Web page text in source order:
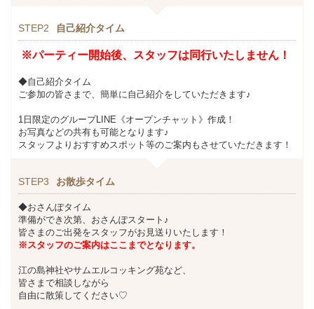
STEP2 自己紹介タイム
※パーティー開始後、スタッフは同行いたしません！
◆自己紹介タイム
ご参加の皆さまで、簡単に自己紹介をしていただきます♪
1日限定のグループLINE《オープンチャット》作成！
お写真などの共有も可能となります♪
スタッフよりおすすめスポット等のご案内もさせていただきます！
STEP3 お散歩タイム
◆おさんぽタイム
準備ができ次第、おさんぽスタート♪
皆さまのご出発をスタッフがお見送りいたします！
※スタッフのご案内はここまでとなります。
江の島神社やサムエルコッキング苑など、
皆さまで相談しながら
自由に散策してください♡